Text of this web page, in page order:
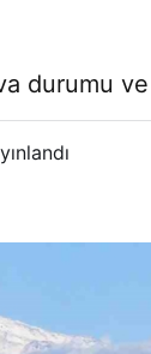
durumu